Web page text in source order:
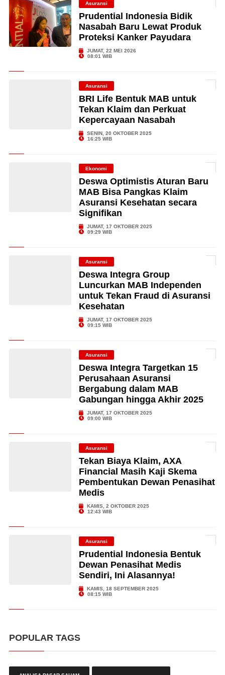
Asuransi
Prudential Indonesia Bidik
Nasabah Baru Lewat Produk
Proteksi Kanker Payudara
JUMAT, 22 MEI 2026
08:01 WIB
Asuransi
BRI Life Bentuk MAB untuk
Tekan Klaim dan Perkuat
Kepercayaan Nasabah
SENIN, 20 OKTOBER 2025
16:25 WIB
Ekonomi
Deswa Optimistis Aturan Baru
MAB Bisa Pangkas Klaim
Asuransi Kesehatan secara
Signifikan
JUMAT, 17 OKTOBER 2025
09:29 WIB
Asuransi
Deswa Integra Group
Luncurkan MAB Independen
untuk Tekan Fraud di Asuransi
Kesehatan
JUMAT, 17 OKTOBER 2025
09:15 WIB
Asuransi
Deswa Integra Targetkan 15
Perusahaan Asuransi
Bergabung dalam MAB
Gabungan hingga Akhir 2025
JUMAT, 17 OKTOBER 2025
09:00 WIB
Asuransi
Tekan Biaya Klaim, AXA
Financial Masih Kaji Skema
Pembentukan Dewan Penasihat
Medis
KAMIS, 2 OKTOBER 2025
12:43 WIB
Asuransi
Prudential Indonesia Bentuk
Dewan Penasihat Medis
Sendiri, Ini Alasannya!
KAMIS, 18 SEPTEMBER 2025
08:15 WIB
POPULAR TAGS